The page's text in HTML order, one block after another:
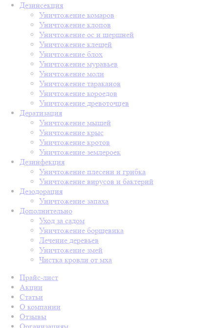
Дезинсекция
Уничтожение комаров
Уничтожение клопов
Уничтожение ос и шершней
Уничтожение клещей
Уничтожение блох
Уничтожение муравьев
Уничтожение моли
Уничтожение тараканов
Уничтожение короедов
Уничтожение древоточцев
Дератизация
Уничтожение мышей
Уничтожение крыс
Уничтожение кротов
Уничтожение землероек
Дезинфекция
Уничтожение плесени и грибка
Уничтожение вирусов и бактерий
Дезодорация
Уничтожение запаха
Дополнительно
Уход за садом
Уничтожение борщевика
Лечение деревьев
Уничтожение змей
Чистка кровли от мха
Прайс-лист
Акции
Статьи
О компании
Отзывы